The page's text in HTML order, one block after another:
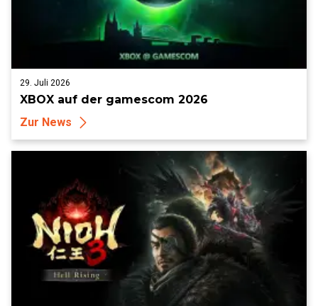
29. Juli 2026
XBOX auf der gamescom 2026
Zur News